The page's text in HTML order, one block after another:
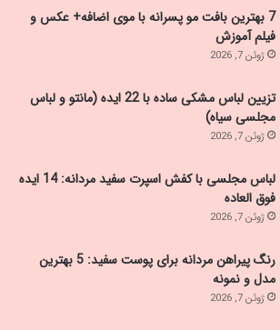
7 بهترین بافت مو پسرانه با موی اضافه+ عکس و
فیلم آموزش
ژوئن 7, 2026
تزیین لباس مشکی ساده با 22 ایده (مانتو و لباس
مجلسی سیاه)
ژوئن 7, 2026
لباس مجلسی با کفش اسپرت سفید مردانه: 14 ایده
فوق العاده
ژوئن 7, 2026
رنگ پیراهن مردانه برای پوست سفید: 5 بهترین
مدل و نمونه
ژوئن 7, 2026